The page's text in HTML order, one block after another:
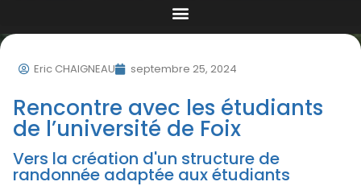
Eric CHAIGNEAU septembre 25, 2024
Rencontre avec les étudiants
de l’université de Foix
Vers la création d'un structure de
randonnée adaptée aux étudiants